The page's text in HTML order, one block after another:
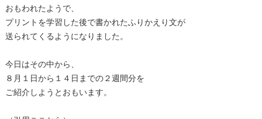
おもわれたようで、
プリントを学習した後で書かれたふりかえり文が
送られてくるようになりました。
今日はその中から、
８月１日から１４日までの２週間分を
ご紹介しようとおもいます。